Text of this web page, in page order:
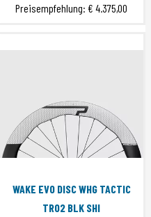
Preisempfehlung:€ 4.375,00
WAKE EVO DISC WHG TACTIC
TR02 BLK SHI